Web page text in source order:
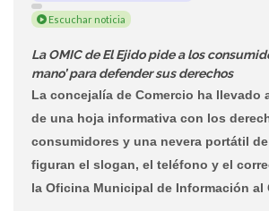
Escuchar noticia
La OMIC de El Ejido pide a los
mano’ para defender sus derechos
La concejalía de Comercio ha llevado
de una hoja informativa con los
consumidores y una nevera portátil
figuran el slogan, el teléfono y el
la Oficina Municipal de Información al